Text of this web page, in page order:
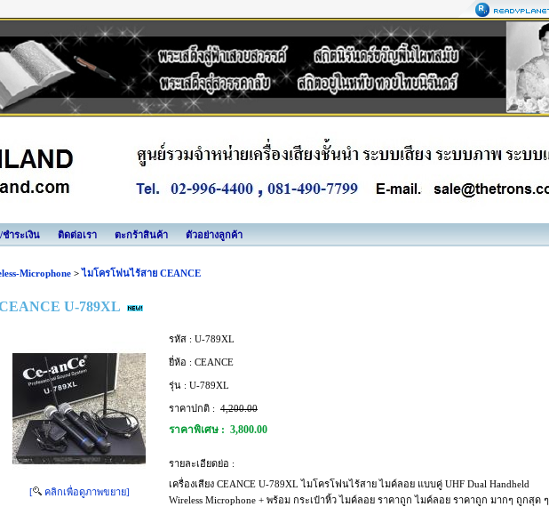
ำระเงิน ติดต่อเรา ตะกร้าสินค้า ตัวอย่างลูกค้า
Microphone >ไมโครโฟนไร้สาย CEANCE
U-789XL
[ คลิกเพื่อดูภาพขยาย]
รหัส : U-789XL
ยี่ห้อ : CEANCE
รุ่น : U-789XL
ราคาปกติ : 4,200.00
ราคาพิเศษ : 3,800.00
รายละเอียดย่อ :
เครื่องเสียง CEANCE U-789XL ไมโครโฟนไร้สาย ไมค์ลอย แบบคู่ UHF Dual Handheld
Wireless Microphone + พร้อม กระเป๋าหิ้ว ไมค์ลอย ราคาถูก ไมค์ลอย ราคาถูก มากๆ ถูกสุด ๆ